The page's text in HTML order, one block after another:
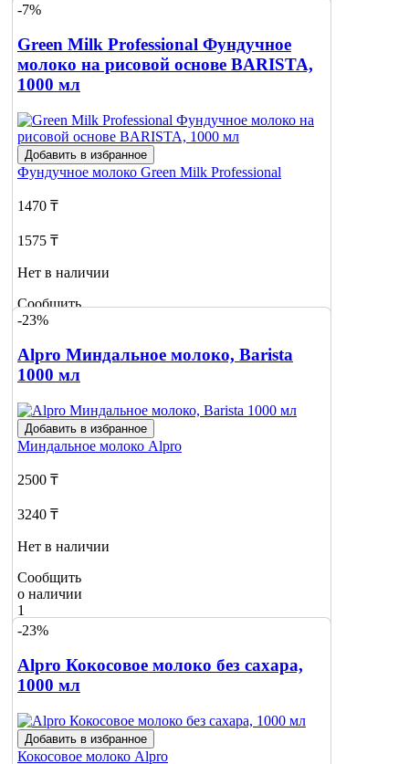
-7%
Green Milk Professional Фундучное
молоко на рисовой основе BARISTA,
1000 мл
Добавить в избранное
Фундучное молоко Green Milk Professional
1470 ₸
1575 ₸
Нет в наличии
Сообщить
о наличии
-23%
Alpro Миндальное молоко, Barista
1000 мл
Добавить в избранное
Миндальное молоко Alpro
2500 ₸
3240 ₸
Нет в наличии
Сообщить
о наличии
1
-23%
Alpro Кокосовое молоко без сахара,
1000 мл
Добавить в избранное
Кокосовое молоко Alpro